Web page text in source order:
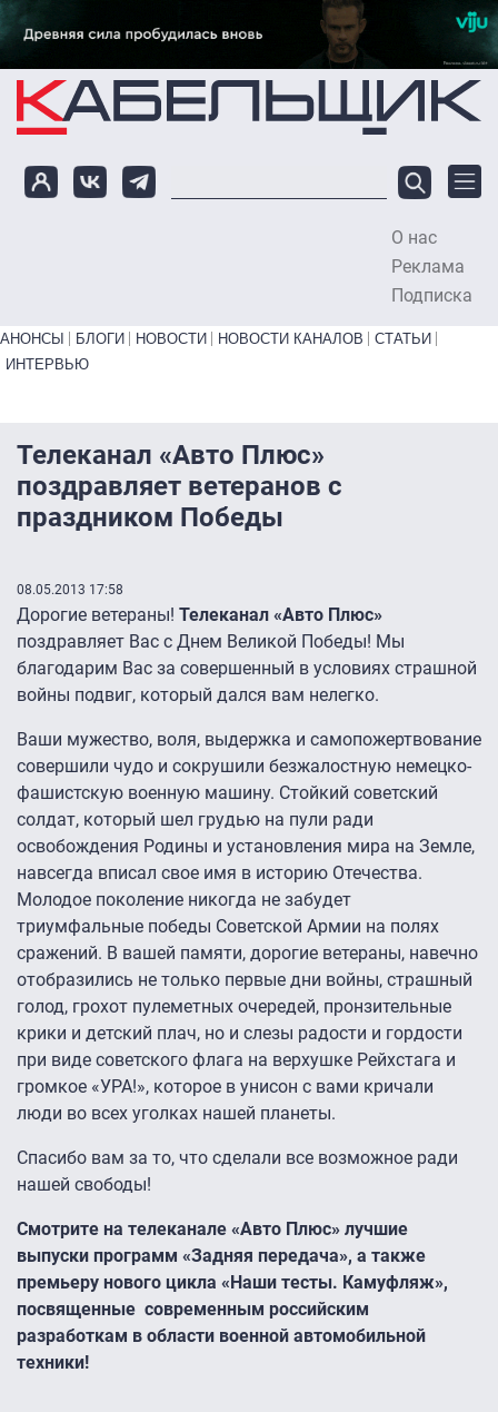
О нас
Реклама
Подписка
Primary links bottom
АНОНСЫ БЛОГИ НОВОСТИ НОВОСТИ КАНАЛОВ
СТАТЬИ
ИНТЕРВЬЮ
Телеканал «Авто Плюс»
поздравляет ветеранов с
праздником Победы
08.05.2013 17:58
Дорогие ветераны! Телеканал «Авто Плюс»
поздравляет Вас с Днем Великой Победы! Мы
благодарим Вас за совершенный в условиях страшной
войны подвиг, который дался вам нелегко.
Ваши мужество, воля, выдержка и самопожертвование
совершили чудо и сокрушили безжалостную немецко-
фашистскую военную машину. Стойкий советский
солдат, который шел грудью на пули ради
освобождения Родины и установления мира на Земле,
навсегда вписал свое имя в историю Отечества.
Молодое поколение никогда не забудет
триумфальные победы Советской Армии на полях
сражений. В вашей памяти, дорогие ветераны, навечно
отобразились не только первые дни войны, страшный
голод, грохот пулеметных очередей, пронзительные
крики и детский плач, но и слезы радости и гордости
при виде советского флага на верхушке Рейхстага и
громкое «УРА!», которое в унисон с вами кричали
люди во всех уголках нашей планеты.
Спасибо вам за то, что сделали все возможное ради
нашей свободы!
Смотрите на телеканале «Авто Плюс» лучшие
выпуски программ «Задняя передача», а также
премьеру нового цикла «Наши тесты. Камуфляж»,
посвященные современным российским
разработкам в области военной автомобильной
техники!